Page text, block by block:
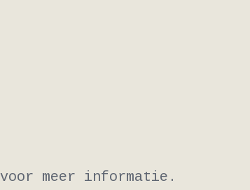
meer informatie.